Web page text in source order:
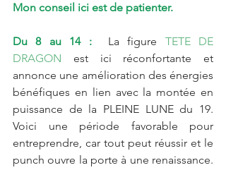
Mon conseil ici est de patienter.
Du 8 au 14 : La figure TETE DE
DRAGON est ici réconfortante et
annonce une amélioration des énergies
bénéfiques en lien avec la montée en
puissance de la PLEINE LUNE du 19.
Voici une période favorable pour
entreprendre, car tout peut réussir et le
punch ouvre la porte à une renaissance.